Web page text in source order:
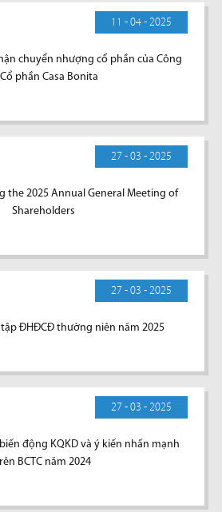
11 - 04 - 2025
chuyển nhượng cổ phần của Công
phần Casa Bonita
27 - 03 - 2025
the 2025 Annual General Meeting of
Shareholders
27 - 03 - 2025
ĐHĐCĐ thường niên năm 2025
27 - 03 - 2025
động KQKD và ý kiến nhấn mạnh
BCTC năm 2024